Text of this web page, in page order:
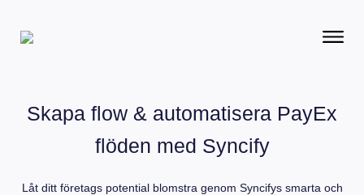
Skapa flow & automatisera PayEx
flöden med Syncify
Låt ditt företags potential blomstra genom Syncifys smarta och